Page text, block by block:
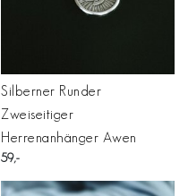
Silberner Runder
Zweiseitiger
Herrenanhänger Awen
59